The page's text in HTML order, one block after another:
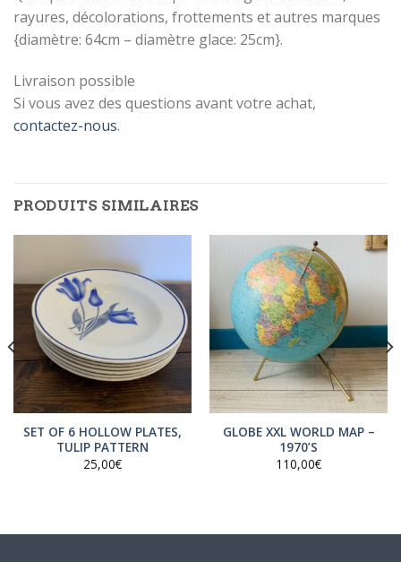
INSCRIVEZ-VOUS
À LA
NEWSLETTER !
[sibwp_form id=1]
rayures, décolorations, frottements et autres marques
{diamètre: 64cm – diamètre glace: 25cm}.
Livraison possible
Si vous avez des questions avant votre achat,
contactez-nous.
PRODUITS SIMILAIRES
SET OF 6 HOLLOW PLATES,
TULIP PATTERN
25,00€
GLOBE XXL WORLD MAP –
1970’S
110,00€